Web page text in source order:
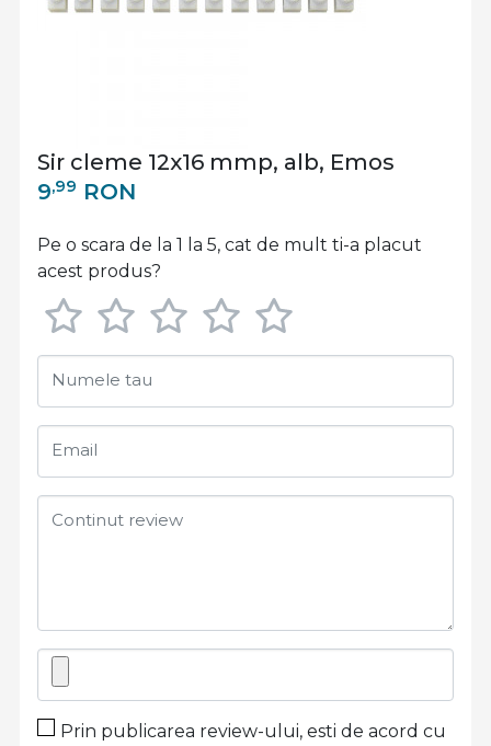
Sir cleme 12x16 mmp, alb, Emos
9,99 RON
Pe o scara de la 1 la 5, cat de mult ti-a placut
acest produs?
Numele tau
Email
Continut review
Prin publicarea review-ului, esti de acord cu